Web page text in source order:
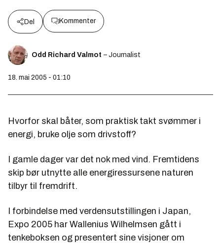
Del Kommenter
Odd Richard Valmot – Journalist
18. mai 2005 - 01:10
Hvorfor skal båter, som praktisk takt svømmer i
energi, bruke olje som drivstoff?
I gamle dager var det nok med vind. Fremtidens
skip bør utnytte alle energiressursene naturen
tilbyr til fremdrift.
I forbindelse med verdensutstillingen i Japan,
Expo 2005 har Wallenius Wilhelmsen gått i
tenkeboksen og presentert sine visjoner om